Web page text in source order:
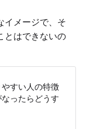
イメージで、そ
とはできないの
すい人の特徴
ったらどうす